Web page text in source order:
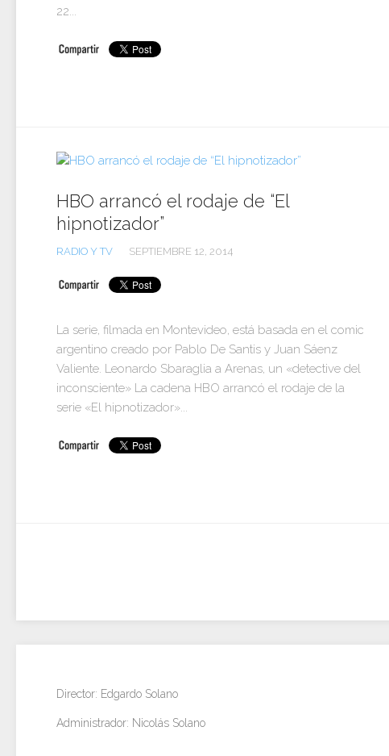
22...
HBO arrancó el rodaje de “El
hipnotizador”
RADIO Y TV SEPTIEMBRE 12, 2014
La serie, filmada en Montevideo, está basada en el comic
argentino creado por Pablo De Santis y Juan Sáenz
Valiente. Leonardo Sbaraglia a Arenas, un «detective del
inconsciente» La cadena HBO arrancó el rodaje de la
serie «El hipnotizador»...
Director: Edgardo Solano
Administrador: Nicolás Solano